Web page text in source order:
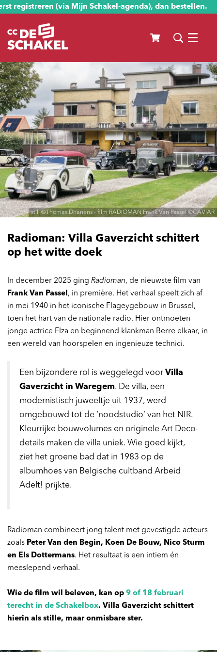
registreren (via Mijn Schakel-agenda), dan bestellen.
Menu
still ©Thomas Dhanens - film RADIOMAN Frank Van Passel ©CAVIAR
Radioman: Villa Gaverzicht schittert
op het witte doek
In december 2025 ging Radioman, de nieuwste film van
Frank Van Passel , in première. Het verhaal speelt zich af
in mei 1940 in het iconische Flageygebouw in Brussel,
toen het hart van de nationale radio. Hier ontmoeten
jonge actrice Elza en beginnend klankman Berre elkaar, in
een wereld van hoorspelen en ingenieuze technici.
Een bijzondere rol is weggelegd voor Villa
Gaverzicht in Waregem. De villa, een
modernistisch juweeltje uit 1937, werd
omgebouwd tot de ‘noodstudio’ van het NIR.
Kleurrijke bouwvolumes en originele Art Deco-
details maken de villa uniek. Wie goed kijkt,
ziet het groene bad dat in 1983 op de
albumhoes van Belgische cultband Arbeid
Adelt! prijkte.
Radioman combineert jong talent met gevestigde acteurs
zoals Peter Van den Begin, Koen De Bouw, Nico Sturm
en Els Dottermans. Het resultaat is een intiem én
meeslepend verhaal.
Wie de film wil beleven, kan op 9 of 18 februari
terecht in de Schakelbox. Villa Gaverzicht schittert
hierin als stille, maar onmisbare ster.
Inzoomen